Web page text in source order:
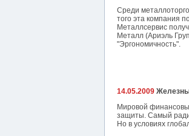
Среди
того эта компания
Металлсервис
Металл (Ариэль
"Эргономичность".
14.05.2009
Мировой
защиты. Самый
Но в условиях